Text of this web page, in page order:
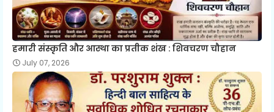
हमारी संस्कृति और आस्था का प्रतीक शंख : शिवचरण चौहान
July 07, 2026